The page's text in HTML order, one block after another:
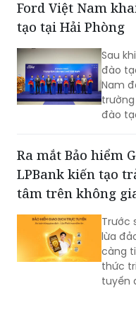
trong
không
tranh.
Sau
đào
Nam
đào
cùng
Ra mắt Bảo hiểm
tâm trên không
Trước
lừa
càng
thức
tuyến
hiểm